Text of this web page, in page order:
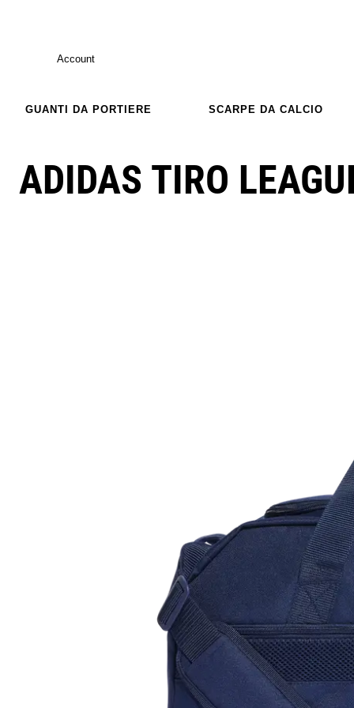
Account
GUANTI DA PORTIERE SCARPE DA CALCIO
ADIDAS TIRO